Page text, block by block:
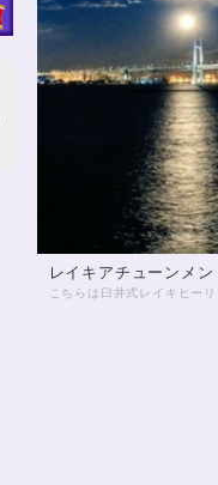
レイキアチューンメン